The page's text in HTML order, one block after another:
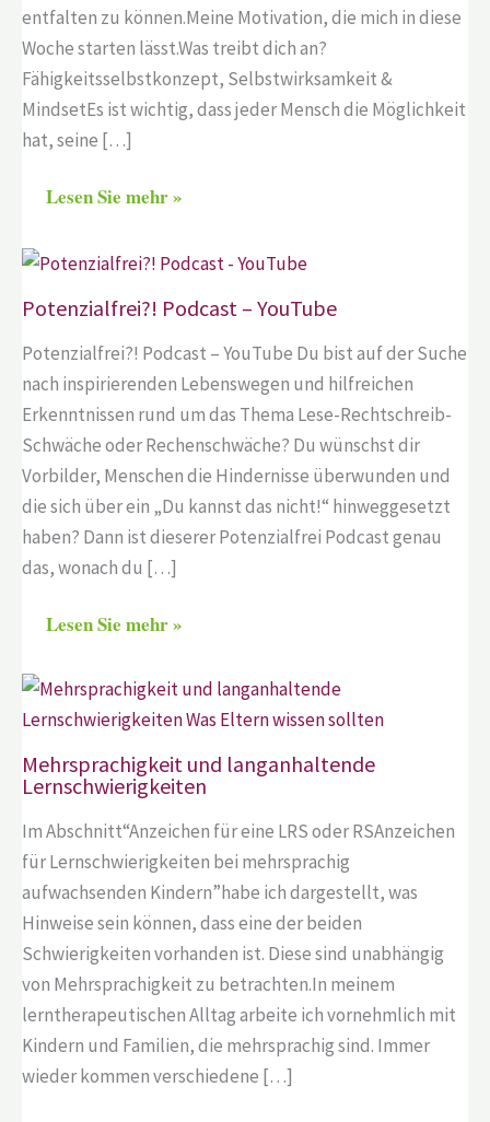
entfalten zu können.Meine Motivation, die mich in diese
Woche starten lässt.Was treibt dich an?
Fähigkeitsselbstkonzept, Selbstwirksamkeit &
MindsetEs ist wichtig, dass jeder Mensch die Möglichkeit
hat, seine […]
Lesen Sie mehr »
Potenzialfrei?! Podcast – YouTube
Potenzialfrei?! Podcast – YouTube Du bist auf der Suche
nach inspirierenden Lebenswegen und hilfreichen
Erkenntnissen rund um das Thema Lese-Rechtschreib-
Schwäche oder Rechenschwäche? Du wünschst dir
Vorbilder, Menschen die Hindernisse überwunden und
die sich über ein „Du kannst das nicht!“ hinweggesetzt
haben? Dann ist dieserer Potenzialfrei Podcast genau
das, wonach du […]
Lesen Sie mehr »
Mehrsprachigkeit und langanhaltende
Lernschwierigkeiten
Im Abschnitt“Anzeichen für eine LRS oder RSAnzeichen
für Lernschwierigkeiten bei mehrsprachig
aufwachsenden Kindern”habe ich dargestellt, was
Hinweise sein können, dass eine der beiden
Schwierigkeiten vorhanden ist. Diese sind unabhängig
von Mehrsprachigkeit zu betrachten.In meinem
lerntherapeutischen Alltag arbeite ich vornehmlich mit
Kindern und Familien, die mehrsprachig sind. Immer
wieder kommen verschiedene […]